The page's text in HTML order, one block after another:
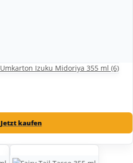
Izuku Midoriya 355 ml (6)
Jetzt kaufen